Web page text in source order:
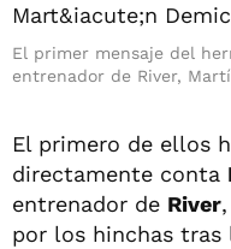
El primer mensaje del
entrenador de River,
El primero de ellos
directamente conta
entrenador de River
por los hinchas